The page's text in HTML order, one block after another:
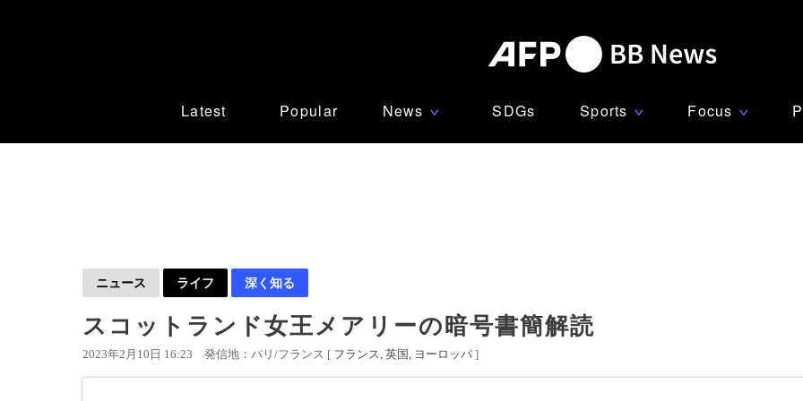
Latest Popular News ∨ SDGs Sports ∨ Focus ∨
ニュース ライフ 深く知る
スコットランド女王メアリーの暗号書簡解読
2023年2月10日 16:23 発信地：パリ/フランス [ フランス 英国 ヨーロッパ ]